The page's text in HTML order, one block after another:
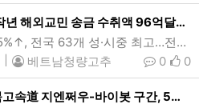
호치민시, 작년 해외교민 송금 수취액 96억달러…역대 최고치
- 전년비 1.5%↑, 전국 63개 성·시중 최고…전체 유입액의 60%- 외화 수급균형 효과, 통화·환율 정책 수립에 도움지난해 호치민시의 해외교민 송금 수취액이 전년대비 1.5% 늘어난 96억달러로 역대 최고치를 기록했다. 이는 작년 베트남으로 유입된 해외송금액 전체의 60%에 달하는 것이다. (사진=VnExpress)[인사이드비나=호치민, 투 탄(Thu thanh) 기자] 지난해 호치민시의 해외송금 수취액이 96억달러로 역대 최고치를 기록했다.10일 베트남 중앙은행(SBV) 호치민지사에 따르면 지난해 호치민시에…
베트남청량고추 0
0
베트남 남북고속道 지엔쩌우-바이봇 구간, 5일부터 통행료 징수